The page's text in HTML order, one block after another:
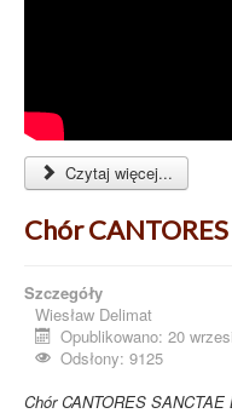
Czytaj więcej...
Chór
Szczegóły
Wiesław Delimat
Opublikowano: 20
Odsłony: 9125
Chór CANTORES